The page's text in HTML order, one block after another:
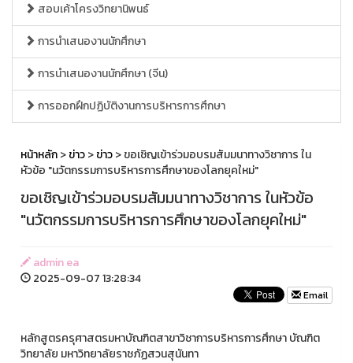
สอบเค้าโครงวิทยานิพนธ์
การนำเสนองานนักศึกษา
การนำเสนองานนักศึกษา (จีน)
การออกฝึกปฏิบัติงานการบริหารการศึกษา
หน้าหลัก>ข่าว>ข่าว> ขอเชิญเข้าร่วมอบรมสัมมนาทางวิชาการ ใน
หัวข้อ "นวัตกรรมการบริหารการศึกษาของโลกยุคใหม่"
ขอเชิญเข้าร่วมอบรมสัมมนาทางวิชาการ ในหัวข้อ
"นวัตกรรมการบริหารการศึกษาของโลกยุคใหม่"
admin ea
2025-09-07 13:28:34
Email
หลักสูตรครุศาสตรมหาบัณฑิตสาขาวิชาการบริหารการศึกษา บัณฑิต
วิทยาลัย มหาวิทยาลัยราชภัฏสวนสุนันทา